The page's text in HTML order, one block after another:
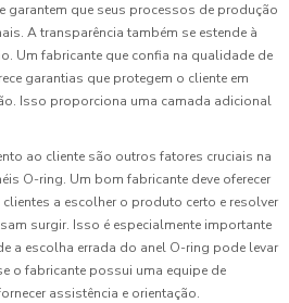
garantem que seus processos de produção
A transparência também se estende à
Um fabricante que confia na qualidade de
garantias que protegem o cliente em
Isso proporciona uma camada adicional
ao cliente são outros fatores cruciais na
O-ring. Um bom fabricante deve oferecer
a escolher o produto certo e resolver
surgir. Isso é especialmente importante
a escolha errada do anel O-ring pode levar
o fabricante possui uma equipe de
assistência e orientação.